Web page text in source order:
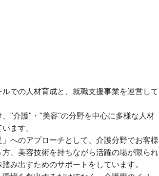
での人材育成と、就職支援事業を運営して
"介護"・"美容"の分野を中心に多様な人材
ます。
へのアプローチとして、介護分野でお客様
、美容技術を持ちながら活躍の場が限られ
み出すためのサポートをしています。